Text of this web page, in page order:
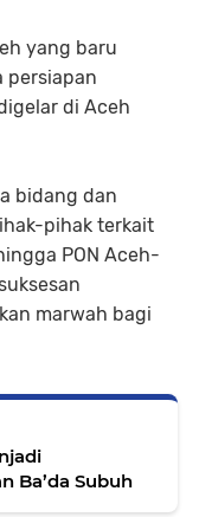
yang baru
persiapan
di Aceh
bidang dan
pihak terkait
PON Aceh-
marwah bagi
Ba’da Subuh